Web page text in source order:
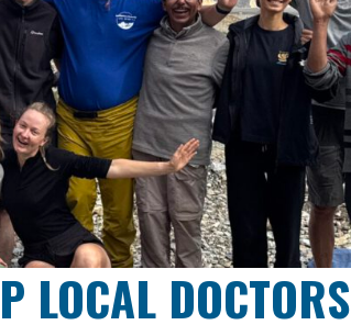
LOCAL DOCTORS